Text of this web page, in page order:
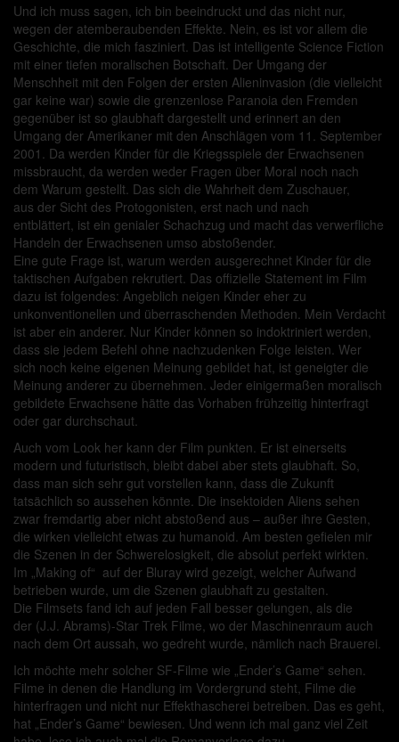
Und ich muss sagen, ich bin beeindruckt und das nicht nur,
wegen der atemberaubenden Effekte. Nein, es ist vor allem die
Geschichte, die mich fasziniert. Das ist intelligente Science Fiction
mit einer tiefen moralischen Botschaft. Der Umgang der
Menschheit mit den Folgen der ersten Alieninvasion (die vielleicht
gar keine war) sowie die grenzenlose Paranoia den Fremden
gegenüber ist so glaubhaft dargestellt und erinnert an den
Umgang der Amerikaner mit den Anschlägen vom 11. September
2001. Da werden Kinder für die Kriegsspiele der Erwachsenen
missbraucht, da werden weder Fragen über Moral noch nach
dem Warum gestellt. Das sich die Wahrheit dem Zuschauer,
aus der Sicht des Protogonisten, erst nach und nach
entblättert, ist ein genialer Schachzug und macht das verwerfliche
Handeln der Erwachsenen umso abstoßender.
Eine gute Frage ist, warum werden ausgerechnet Kinder für die
taktischen Aufgaben rekrutiert. Das offizielle Statement im Film
dazu ist folgendes: Angeblich neigen Kinder eher zu
unkonventionellen und überraschenden Methoden. Mein Verdacht
ist aber ein anderer. Nur Kinder können so indoktriniert werden,
dass sie jedem Befehl ohne nachzudenken Folge leisten. Wer
sich noch keine eigenen Meinung gebildet hat, ist geneigter die
Meinung anderer zu übernehmen. Jeder einigermaßen moralisch
gebildete Erwachsene hätte das Vorhaben frühzeitig hinterfragt
oder gar durchschaut.
Auch vom Look her kann der Film punkten. Er ist einerseits
modern und futuristisch, bleibt dabei aber stets glaubhaft. So,
dass man sich sehr gut vorstellen kann, dass die Zukunft
tatsächlich so aussehen könnte. Die insektoiden Aliens sehen
zwar fremdartig aber nicht abstoßend aus – außer ihre Gesten,
die wirken vielleicht etwas zu humanoid. Am besten gefielen mir
die Szenen in der Schwerelosigkeit, die absolut perfekt wirkten.
Im „Making of“ auf der Bluray wird gezeigt, welcher Aufwand
betrieben wurde, um die Szenen glaubhaft zu gestalten.
Die Filmsets fand ich auf jeden Fall besser gelungen, als die
der (J.J. Abrams)-Star Trek Filme, wo der Maschinenraum auch
nach dem Ort aussah, wo gedreht wurde, nämlich nach Brauerei.
Ich möchte mehr solcher SF-Filme wie „Ender’s Game“ sehen.
Filme in denen die Handlung im Vordergrund steht, Filme die
hinterfragen und nicht nur Effekthascherei betreiben. Das es geht,
hat „Ender’s Game“ bewiesen. Und wenn ich mal ganz viel Zeit